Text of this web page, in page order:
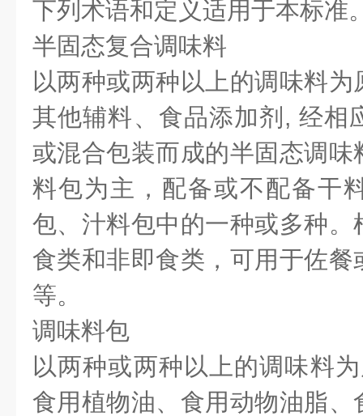
下列术语和定义适用于本标准
半固态复合调味料
以两种或两种以上的调味料
其他辅料、食品添加剂, 经相
或混合包装而成的半固态调
料包为主，配备或不配备干
包、汁料包中的一种或多种
食类和非即食类，可用于佐
等。
调味料包
以两种或两种以上的调味料
食用植物油、食用动物油脂